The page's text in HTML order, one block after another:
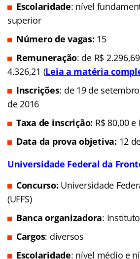
Escolaridade: nível
superior
Número de vagas: 15
Remuneração: de R$
4.326,21 (Leia a matéria
Inscrições: de 19 de
de 2016
Taxa de inscrição: R$ 80,00 e
Data da prova objetiva: 12
Universidade Federal da
Concurso: Universidade
(UFFS)
Banca organizadora:
Cargos: diversos
Escolaridade: nível médio e